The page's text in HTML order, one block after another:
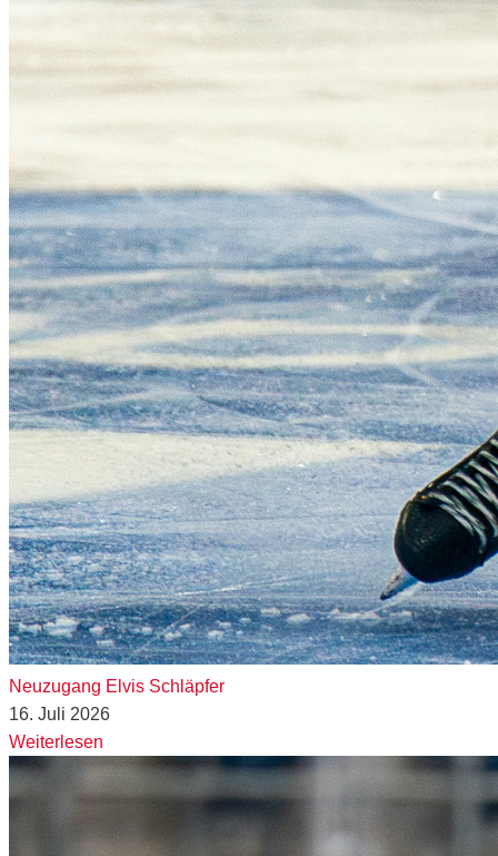
Neuzugang Elvis Schläpfer
16. Juli 2026
Weiterlesen